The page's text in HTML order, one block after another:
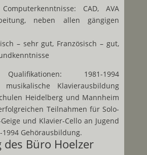
CAD, AVA
neben allen gängigen
– sehr gut, Französisch – gut,
1981-1994
musikalische Klavierausbildung
Heidelberg und Mannheim
Teilnahmen für Solo-
und Klavier-Cello an Jugend
Gehörausbildung.
Büro Hoelzer